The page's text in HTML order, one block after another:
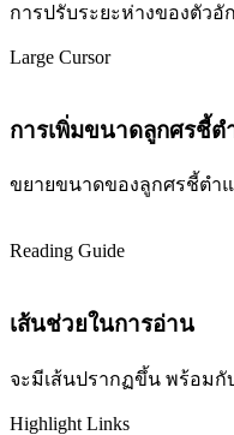
การปรับระยะห่างของตัวอั
Large Cursor
การเพิ่มขนาดลูกศรชี้ต
ขยายขนาดของลูกศรชี้ตำแ
Reading Guide
เส้นช่วยในการอ่าน
จะมีเส้นปรากฏขึ้น พร้อม
Highlight Links